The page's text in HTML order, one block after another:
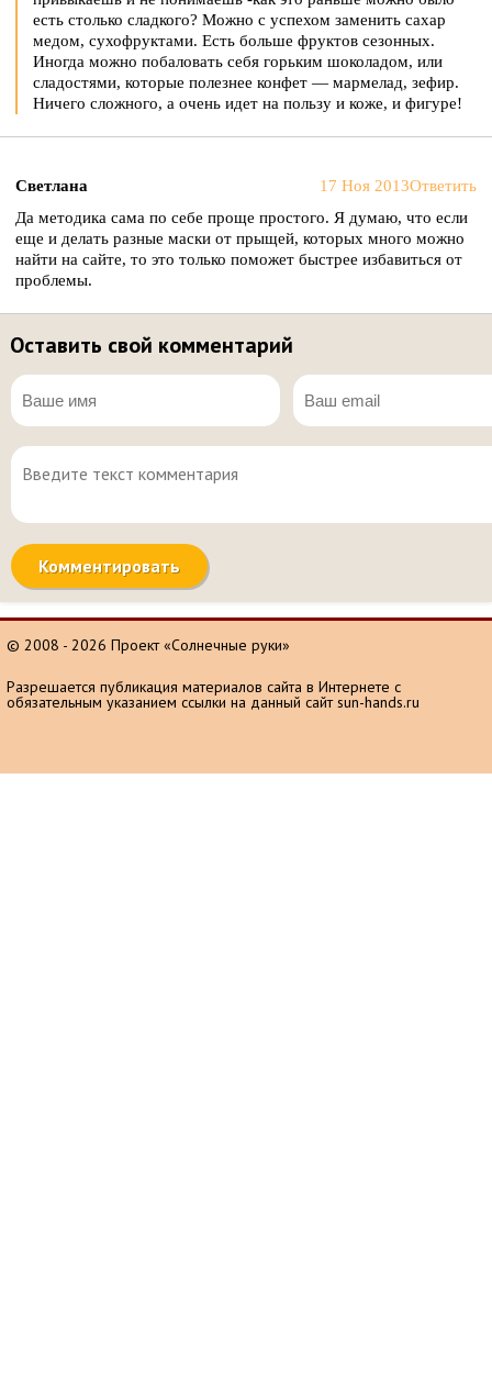
есть столько сладкого? Можно с успехом заменить сахар
медом, сухофруктами. Есть больше фруктов сезонных.
Иногда можно побаловать себя горьким шоколадом, или
сладостями, которые полезнее конфет — мармелад, зефир.
Ничего сложного, а очень идет на пользу и коже, и фигуре!
Светлана 17 Ноя 2013Ответить
Да методика сама по себе проще простого. Я думаю, что если
еще и делать разные маски от прыщей, которых много можно
найти на сайте, то это только поможет быстрее избавиться от
проблемы.
Оставить свой комментарий
© 2008 - 2026 Проект «Солнечные руки»
Разрешается публикация материалов сайта в Интернете с
обязательным указанием ссылки на данный сайт sun-hands.ru